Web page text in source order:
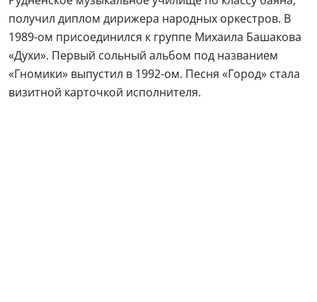
получил диплом дирижера народных оркестров. В
1989-ом присоединился к группе Михаила Башакова
«Духи». Первый сольный альбом под названием
«Гномики» выпустил в 1992-ом. Песня «Город» стала
визитной карточкой исполнителя.